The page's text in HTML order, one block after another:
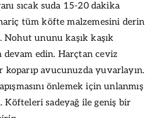
sıcak suda 15-20 dakika
tüm köfte malzemesini derin
Nohut ununu kaşık kaşık
edin. Harçtan ceviz
koparıp avucunuzda yuvarlayın.
önlemek için unlanmış
sadeyağ ile geniş bir